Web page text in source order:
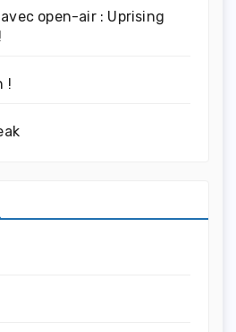
open-air : Uprising
!